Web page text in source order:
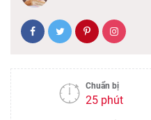
Chuẩn bị
25 phút